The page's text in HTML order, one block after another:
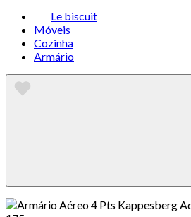
Le biscuit
Móveis
Cozinha
Armário